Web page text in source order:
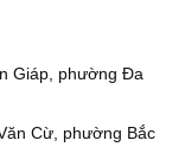
Giáp, phường Đa
Cừ, phường Bắc